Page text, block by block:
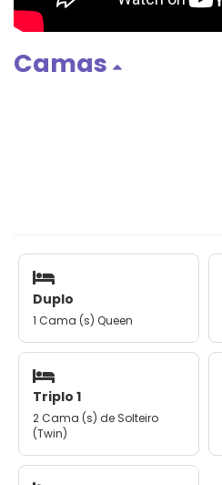
Camas
Duplo
1 Cama (s) Queen
Triplo 1
2 Cama (s) de Solteiro
(Twin)